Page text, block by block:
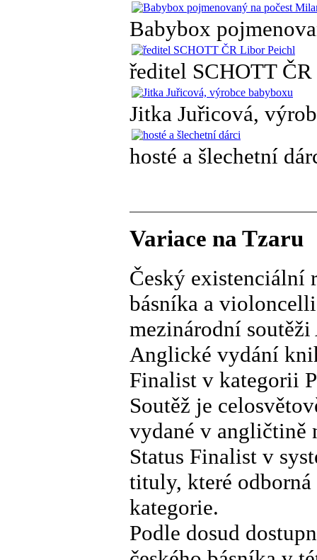
Babybox
ředitel SCHOTT
Jitka Juřicová,
hosté a šlechetní
Variace na Tzaru
Český existenciální
básníka a
mezinárodní
Anglické vydání
Finalist v kategorii
Soutěž je
vydané v angličtině
Status Finalist v
tituly, které
kategorie.
Podle dosud